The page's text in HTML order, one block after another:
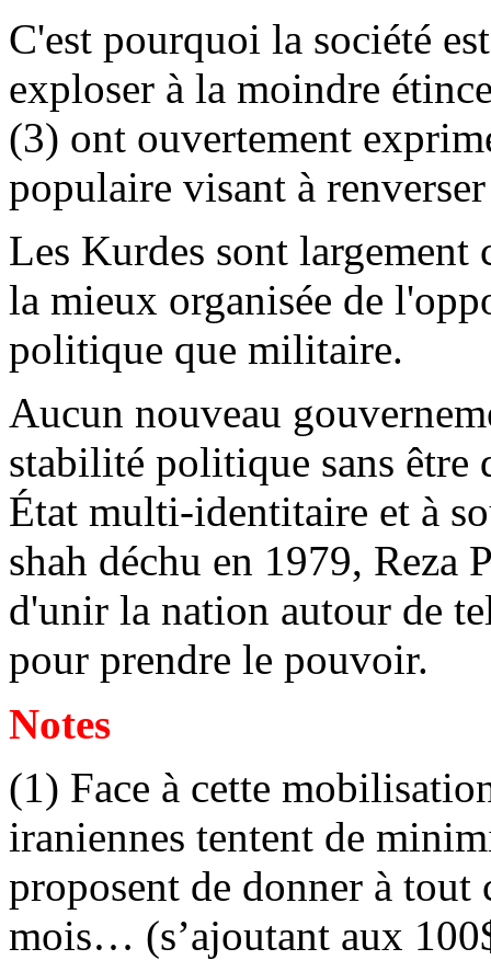
C'est pourquoi la société
exploser à la moindre
(3) ont ouvertement
populaire visant à
Les Kurdes sont largement
la mieux organisée de
politique que militaire.
Aucun nouveau
stabilité politique sans être
État multi-identitaire et à
shah déchu en 1979, Reza
d'unir la nation autour de
pour prendre le pouvoir.
Notes
(1) Face à cette
iraniennes tentent de
proposent de donner à
mois… (s’ajoutant aux